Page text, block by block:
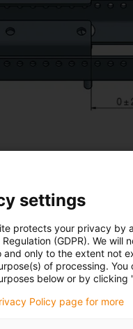
settings
protects your privacy by
(GDPR). We
and only to the extent not
of processing.
below or by clicking
Policy page for more